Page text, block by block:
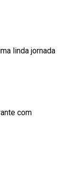
linda jornada
com